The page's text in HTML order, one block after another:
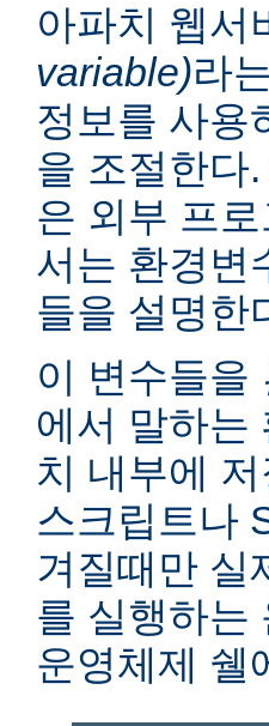
아파치 웹서
variable)라
정보를 사용
을 조절한다
은 외부 프
서는 환경변
들을 설명한
이 변수들을
에서 말하는
치 내부에
스크립트나
겨질때만 실
를 실행하는
운영체제 쉘